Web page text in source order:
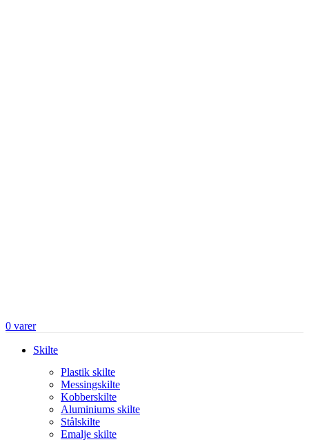
0 varer
Skilte
Plastik skilte
Messingskilte
Kobberskilte
Aluminiums skilte
Stålskilte
Emalje skilte